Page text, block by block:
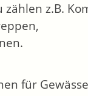
z.B.
für